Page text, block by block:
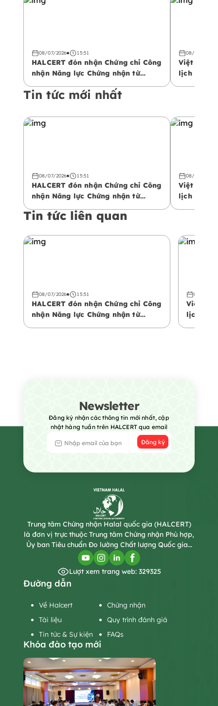
Tin tức mới nhất
08/07/2026 15:51
HALCERT đón nhận Chứng chỉ Công
nhận Năng lực Chứng nhận từ
(GAC)
08/07/2026
Việt Nam
lịch
08/07/2026 15:51
HALCERT đón nhận Chứng chỉ Công
nhận Năng lực Chứng nhận từ
(GAC)
08/07/2026
Việt Nam
lịch
Tin tức liên quan
08/07/2026 15:51
HALCERT đón nhận Chứng chỉ Công
nhận Năng lực Chứng nhận từ
08/07/
Việt
lịch
Newsletter
Đăng ký nhận các thông tin mới nhất, cập
nhật hàng tuần trên HALCERT qua email
Đăng ký
Trung tâm Chứng nhận Halal quốc gia (HALCERT)
là đơn vị trực thuộc Trung tâm Chứng nhận Phù hợp,
Ủy ban Tiêu chuẩn Đo lường Chất lượng Quốc gia...
Lượt xem trang web: 329325
Đường dẫn
Về Halcert
Chứng nhận
Tài liệu
Quy trình đánh giá
Tin tức & Sự kiện
FAQs
Khóa đào tạo mới